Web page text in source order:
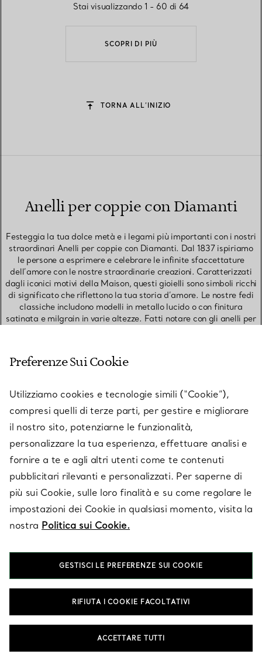
SCOPRI DI PIÙ
Stai visualizzando 1 - 60 di 64
TORNA ALL’INIZIO
Anelli per coppie con Diamanti
Festeggia la tua dolce metà e i legami più importanti con i nostri
straordinari Anelli per coppie con Diamanti. Dal 1837 ispiriamo
le persone a esprimere e celebrare le infinite sfaccettature
dell’amore con le nostre straordinarie creazioni. Caratterizzati
dagli iconici motivi della Maison, questi gioielli sono simboli ricchi
di significato che riflettono la tua storia d’amore. Le nostre fedi
classiche includono modelli in metallo lucido o con finitura
satinata e milgrain in varie altezze. Fatti notare con gli anelli per
Tiffany. Scegli anelli per coppie coordinati per un look
minimalista, oppure scegli design diversi ma complementari per
come una data speciale, delle iniziali o una parola significativa,
per un set di anelli per coppie personalizzato che esprima tutto il
vostro amore. Ogni anello è superbamente realizzato dagli
artigiani Tiffany nei nostri rinomati atelier.
SET DI FEDI NUZIALI
FEDI DA UOMO
ANELLI DI FIDANZAMENTO
Domande frequenti
Cosa sono gli anelli per coppie?
Gli anelli per coppie simboleggiano l’impegno, l’unione o la
Preferenze Sui Cookie
Utilizziamo cookies e tecnologie simili (“Cookie”),
compresi quelli di terze parti, per gestire e migliorare
il nostro sito, potenziarne le funzionalità,
personalizzare la tua esperienza, effettuare analisi e
fornire a te e agli altri utenti come te contenuti
pubblicitari rilevanti e personalizzati. Per saperne di
più sui Cookie, sulle loro finalità e su come regolare le
impostazioni dei Cookie in qualsiasi momento, visita la
nostra Politica sui Cookie.
GESTISCI LE PREFERENZE SUI COOKIE
RIFIUTA I COOKIE FACOLTATIVI
ACCETTARE TUTTI